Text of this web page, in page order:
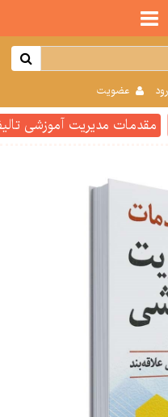
عضویت
مقدمات مدیریت آموزشی تالیف